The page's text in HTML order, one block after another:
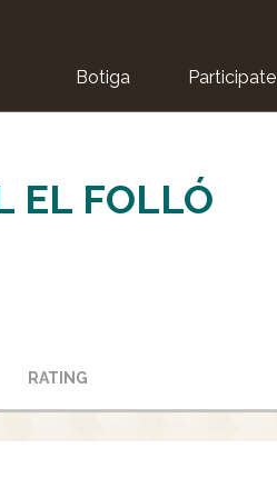
Botiga Participate
EL FOLLÓ
RATING